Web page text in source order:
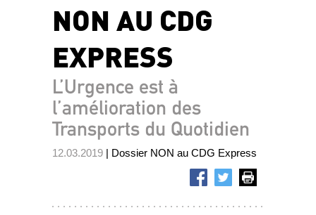
NON AU CDG
EXPRESS
L’Urgence est à
l’amélioration des
Transports du Quotidien
12.03.2019 | Dossier NON au CDG Express